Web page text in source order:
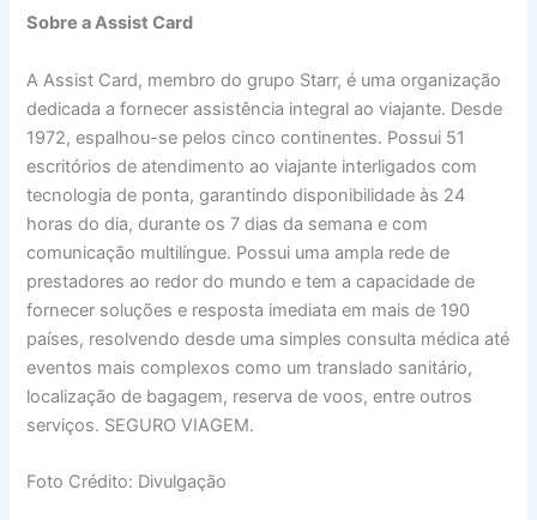
Sobre a Assist Card
A Assist Card, membro do grupo Starr, é uma organização
dedicada a fornecer assistência integral ao viajante. Desde
1972, espalhou-se pelos cinco continentes. Possui 51
escritórios de atendimento ao viajante interligados com
tecnologia de ponta, garantindo disponibilidade às 24
horas do dia, durante os 7 dias da semana e com
comunicação multilíngue. Possui uma ampla rede de
prestadores ao redor do mundo e tem a capacidade de
fornecer soluções e resposta imediata em mais de 190
países, resolvendo desde uma simples consulta médica até
eventos mais complexos como um translado sanitário,
localização de bagagem, reserva de voos, entre outros
serviços. SEGURO VIAGEM.
Foto Crédito: Divulgação